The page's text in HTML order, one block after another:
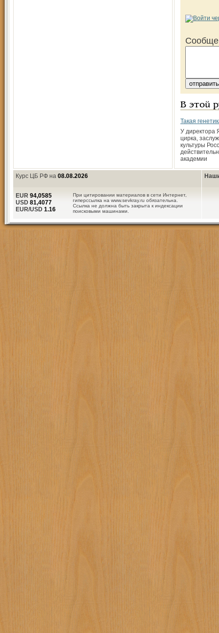
В этой
Такая
У директора
цирка,
культуры
академии
Курс ЦБ РФ на 08.08.2026
При цитировании материалов в сети Интернет,
гиперссылка на www.sevkray.ru обязательна.
Ссылка не должна быть закрыта к индексации
поисковыми машинами.
EUR 94,0585
USD 81,4077
EUR/USD 1.16